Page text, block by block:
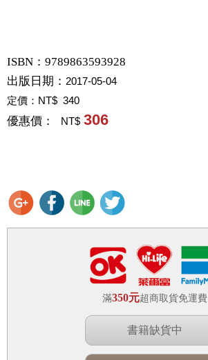
ISBN：9789863593928
出版日期： 2017-05-04
定價： NT$ 340
優惠價： NT$ 306
滿350元超商取貨免運費
書籍缺貨中